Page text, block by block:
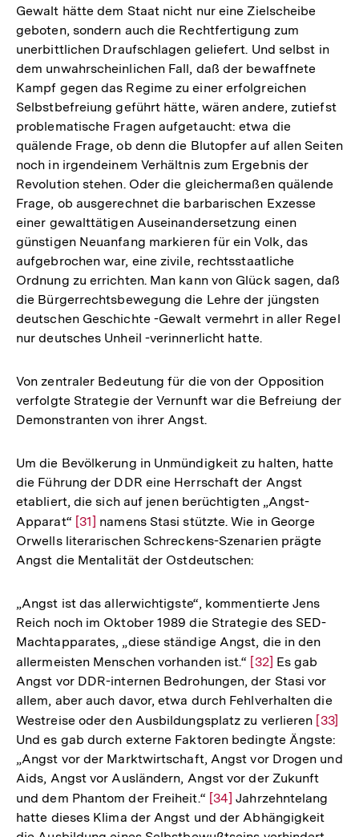
Gewalt hätte dem Staat nicht nur eine Zielscheibe
geboten, sondern auch die Rechtfertigung zum
unerbittlichen Draufschlagen geliefert. Und selbst in
dem unwahrscheinlichen Fall, daß der bewaffnete
Kampf gegen das Regime zu einer erfolgreichen
Selbstbefreiung geführt hätte, wären andere, zutiefst
problematische Fragen aufgetaucht: etwa die
quälende Frage, ob denn die Blutopfer auf allen Seiten
noch in irgendeinem Verhältnis zum Ergebnis der
Revolution stehen. Oder die gleichermaßen quälende
Frage, ob ausgerechnet die barbarischen Exzesse
einer gewalttätigen Auseinandersetzung einen
günstigen Neuanfang markieren für ein Volk, das
aufgebrochen war, eine zivile, rechtsstaatliche
Ordnung zu errichten. Man kann von Glück sagen, daß
die Bürgerrechtsbewegung die Lehre der jüngsten
deutschen Geschichte -Gewalt vermehrt in aller Regel
nur deutsches Unheil -verinnerlicht hatte.
Von zentraler Bedeutung für die von der Opposition
verfolgte Strategie der Vernunft war die Befreiung der
Demonstranten von ihrer Angst.
Um die Bevölkerung in Unmündigkeit zu halten, hatte
die Führung der DDR eine Herrschaft der Angst
etabliert, die sich auf jenen berüchtigten „Angst-
Apparat“ Zur
Auflösung
der
[31] namens Stasi stützte. Wie in George
Orwells literarischen Schreckens-Szenarien prägte
Angst die Mentalität der Ostdeutschen:
„Angst ist das allerwichtigste“, kommentierte Jens
Reich noch im Oktober 1989 die Strategie des SED-
Machtapparates, „diese ständige Angst, die in den
allermeisten Menschen vorhanden ist.“ Zur
Auflösung
der
Fußnote
[32] Es gab
Angst vor DDR-internen Bedrohungen, der Stasi vor
allem, aber auch davor, etwa durch Fehlverhalten die
Westreise oder den Ausbildungsplatz zu verlieren Zur
der
[33]
Und es gab durch externe Faktoren bedingte Ängste:
„Angst vor der Marktwirtschaft, Angst vor Drogen und
Aids, Angst vor Ausländern, Angst vor der Zukunft
und dem Phantom der Freiheit.“ Zur
Auflösung
[34] Jahrzehntelang
hatte dieses Klima der Angst und der Abhängigkeit